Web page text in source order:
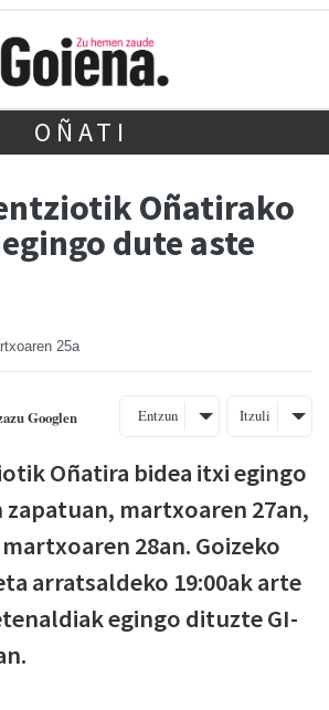
OÑATI
Oñatirako
dute aste
25a
Googlen Entzun Itzuli
Oñatira bidea itxi egingo
martxoaren 27an,
28an. Goizeko
arratsaldeko 19:00ak arte
egingo dituzte GI-